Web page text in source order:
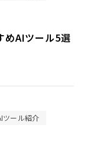
めAIツール5選
ツール紹介